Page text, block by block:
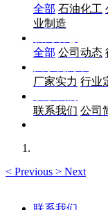
全部 石油化工
业制造
全部 公司动态
厂家实力 行业
联系我们 公司
< Previous > Next